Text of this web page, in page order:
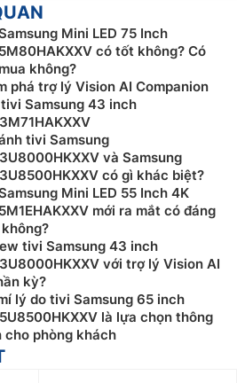
Mini LED 75 Inch
có tốt không? Có
không?
phá trợ lý Vision AI Companion
Samsung 43 inch
tivi Samsung
và Samsung
có gì khác biệt?
Mini LED 55 Inch 4K
mới ra mắt có đáng
tivi Samsung 43 inch
với trợ lý Vision AI
kỳ?
lý do tivi Samsung 65 inch
là lựa chọn thông
cho phòng khách